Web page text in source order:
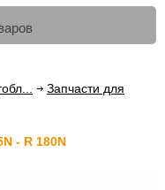
Запчасти для
- R 180N